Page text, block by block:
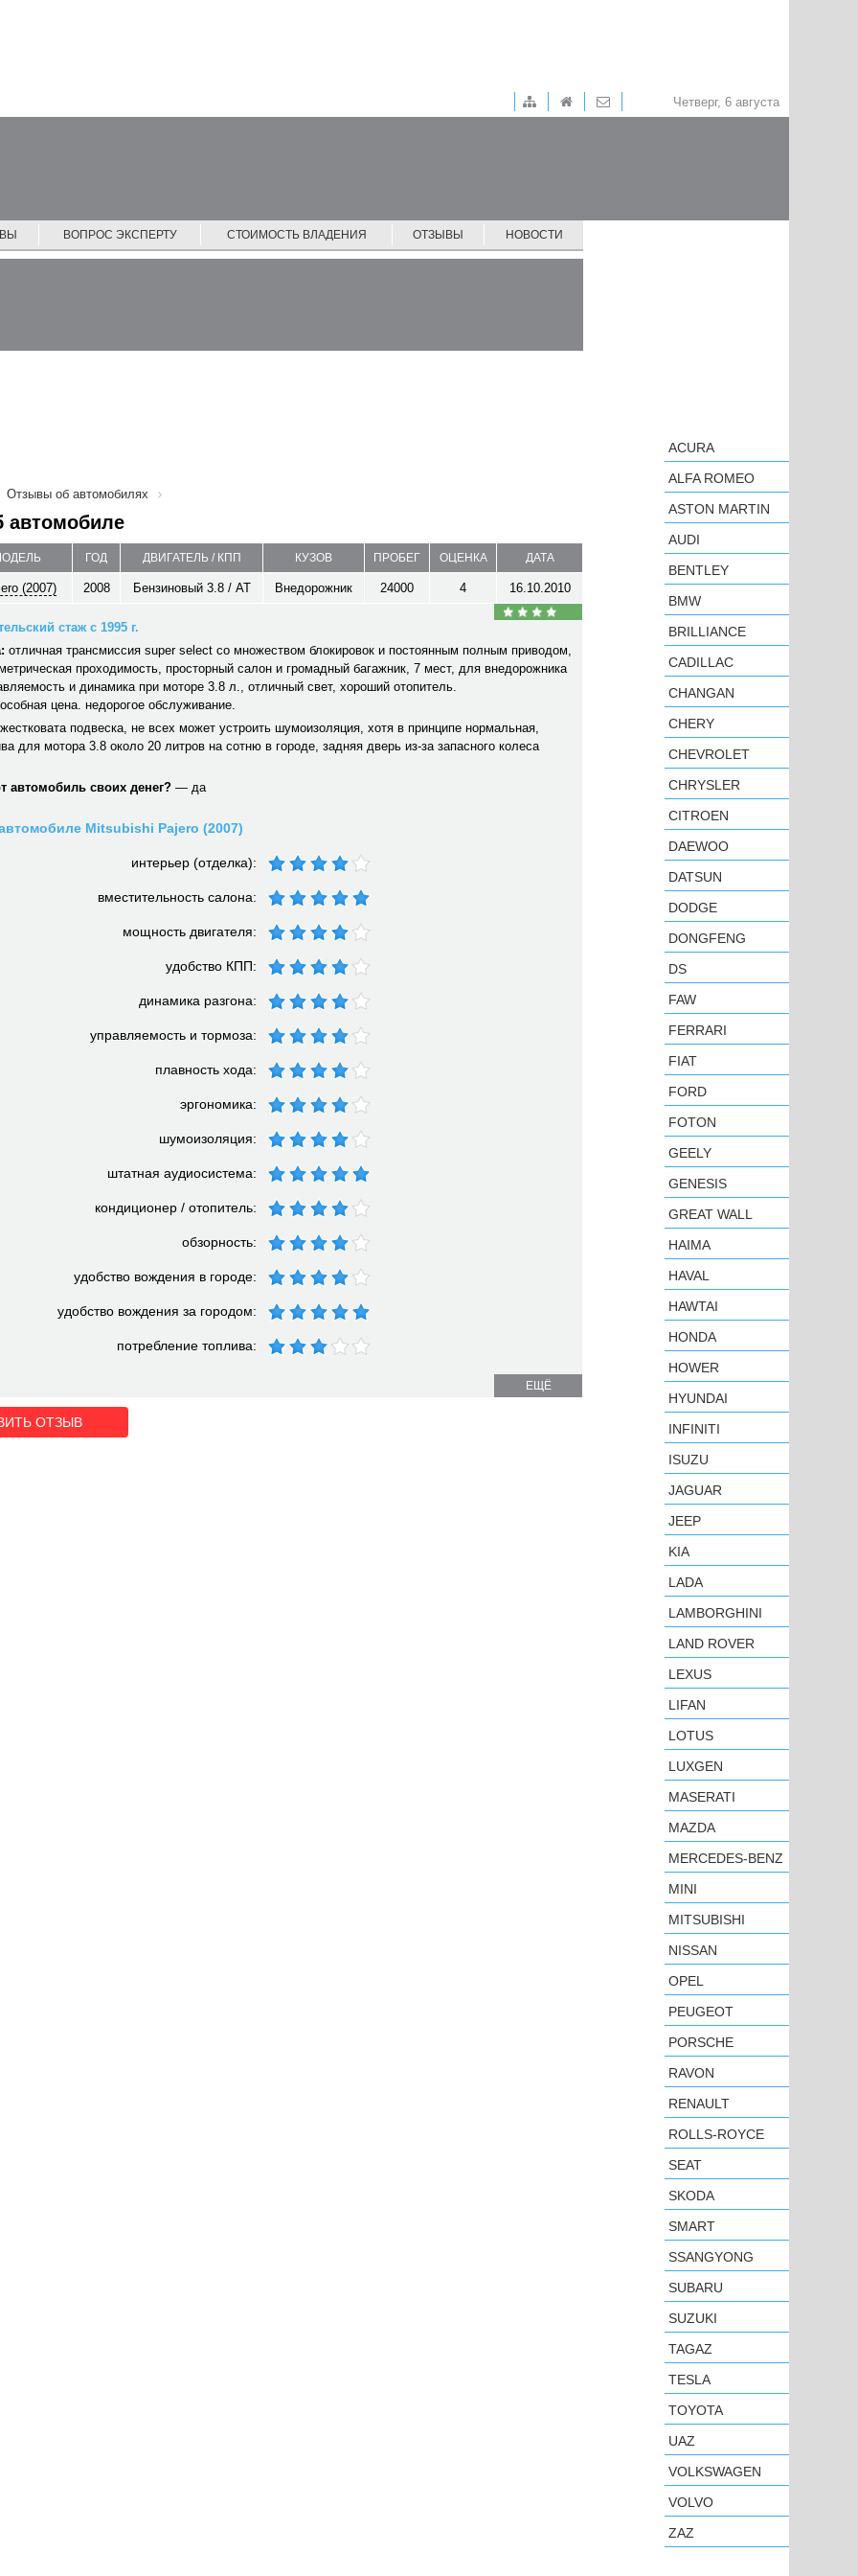
Четверг, 6 августа
ВОПРОС ЭКСПЕРТУ СТОИМОСТЬ ВЛАДЕНИЯ ОТЗЫВЫ НОВОСТИ
Отзывы об автомобилях
автомобиле
ГОД ДВИГАТЕЛЬ / КПП КУЗОВ ПРОБЕГ ОЦЕНКА ДАТА
(2007) 2008 Бензиновый 3.8 / AT Внедорожник 24000 4 16.10.2010
стаж с 1995 г.
отличная трансмиссия super select со множеством блокировок и постоянным полным приводом,
проходимость, просторный салон и громадный багажник, 7 мест, для внедорожника
и динамика при моторе 3.8 л., отличный свет, хороший отопитель.
цена. недорогое обслуживание.
подвеска, не всех может устроить шумоизоляция, хотя в принципе нормальная,
для мотора 3.8 около 20 литров на сотню в городе, задняя дверь из-за запасного колеса
автомобиль своих денег? — да
Mitsubishi Pajero (2007)
интерьер (отделка):
вместительность салона:
мощность двигателя:
удобство КПП:
динамика разгона:
управляемость и тормоза:
плавность хода:
эргономика:
шумоизоляция:
штатная аудиосистема:
кондиционер / отопитель:
обзорность:
удобство вождения в городе:
удобство вождения за городом:
потребление топлива:
ЕЩЁ
ОТЗЫВ
ACURA
ALFA ROMEO
ASTON MARTIN
AUDI
BENTLEY
BMW
BRILLIANCE
CADILLAC
CHANGAN
CHERY
CHEVROLET
CHRYSLER
CITROEN
DAEWOO
DATSUN
DODGE
DONGFENG
DS
FAW
FERRARI
FIAT
FORD
FOTON
GEELY
GENESIS
GREAT WALL
HAIMA
HAVAL
HAWTAI
HONDA
HOWER
HYUNDAI
INFINITI
ISUZU
JAGUAR
JEEP
KIA
LADA
LAMBORGHINI
LAND ROVER
LEXUS
LIFAN
LOTUS
LUXGEN
MASERATI
MAZDA
MERCEDES-BENZ
MINI
MITSUBISHI
NISSAN
OPEL
PEUGEOT
PORSCHE
RAVON
RENAULT
ROLLS-ROYCE
SEAT
SKODA
SMART
SSANGYONG
SUBARU
SUZUKI
TAGAZ
TESLA
TOYOTA
UAZ
VOLKSWAGEN
VOLVO
ZAZ